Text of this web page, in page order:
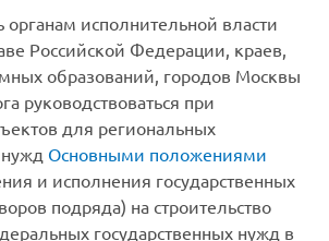
исполнительной власти
Российской Федерации, краев,
образований, городов Москвы
руководствоваться при
для региональных
нужд Основными положениями
и исполнения государственных
подряда) на строительство
государственных нужд в